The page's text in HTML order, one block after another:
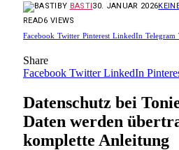
BY BASTI30. JANUAR 2026
READ6 VIEWS
Facebook Twitter Pinterest LinkedIn Telegram
Share
Facebook Twitter LinkedIn
Datenschutz bei
Daten werden
komplette Anleitung